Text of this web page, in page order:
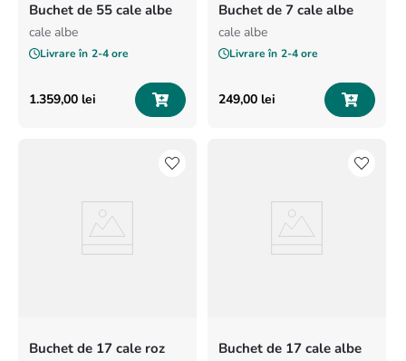
Buchet de 55 cale albe
cale albe
Livrare în 2-4 ore
1.359,00 lei
Buchet de 7 cale albe
cale albe
Livrare în 2-4 ore
249,00 lei
Buchet de 17 cale roz Buchet de 17 cale albe